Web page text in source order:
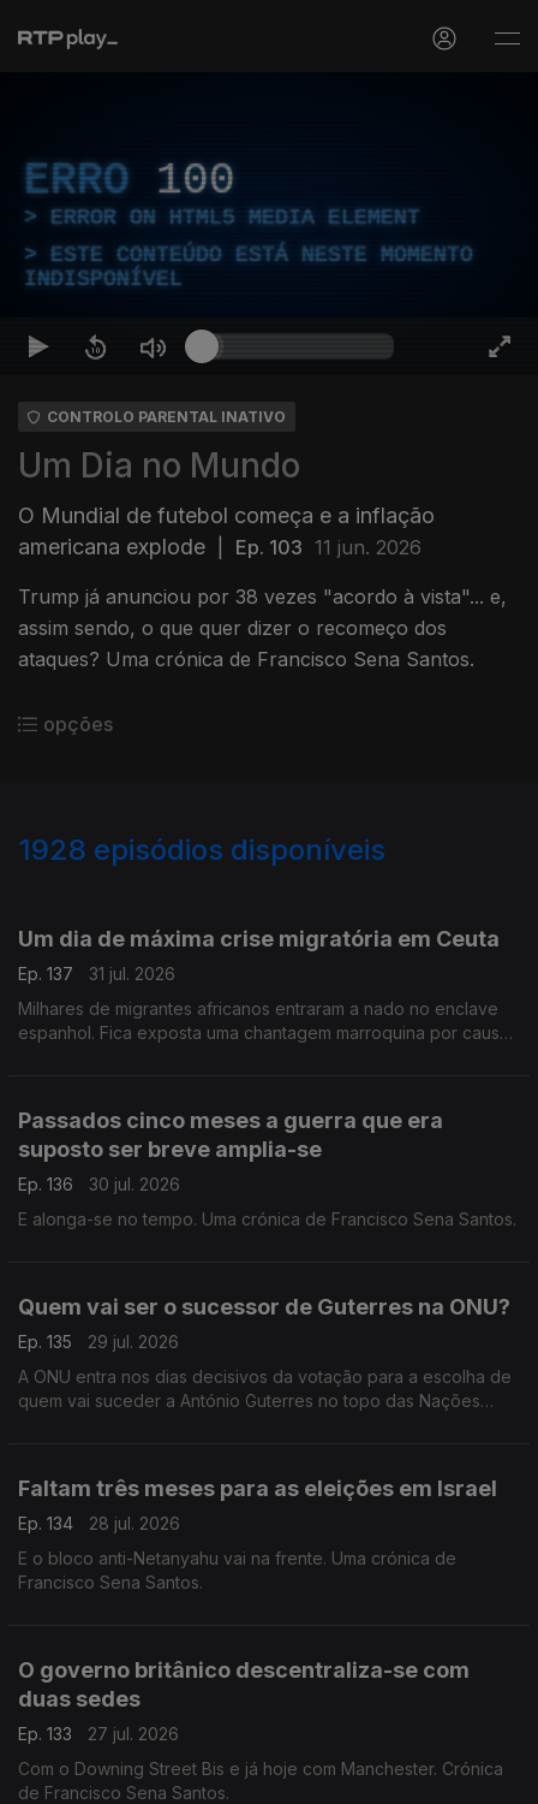
ERRO 100
ERROR ON HTML5 MEDIA ELEMENT
ESTE CONTEÚDO ESTÁ NESTE MOMENTO
INDISPONÍVEL
CONTROLO PARENTAL INATIVO
Um Dia no Mundo
O Mundial de futebol começa e a inflação
americana explode
Ep. 103 11 jun. 2026
Trump já anunciou por 38 vezes "acordo à vista"... e,
assim sendo, o que quer dizer o recomeço dos
ataques? Uma crónica de Francisco Sena Santos.
opções
1928 episódios disponíveis
Um dia de máxima crise migratória em Ceuta
Ep. 137
31 jul. 2026
Milhares de migrantes africanos entraram a nado no enclave
espanhol. Fica exposta uma chantagem marroquina por causa
Passados cinco meses a guerra que era
suposto ser breve amplia-se
Ep. 136
30 jul. 2026
E alonga-se no tempo. Uma crónica de Francisco Sena Santos.
Quem vai ser o sucessor de Guterres na ONU?
Ep. 135
29 jul. 2026
A ONU entra nos dias decisivos da votação para a escolha de
quem vai suceder a António Guterres no topo das Nações
Faltam três meses para as eleições em Israel
Ep. 134
28 jul. 2026
E o bloco anti-Netanyahu vai na frente. Uma crónica de
Francisco Sena Santos.
O governo britânico descentraliza-se com
duas sedes
Ep. 133
27 jul. 2026
Com o Downing Street Bis e já hoje com Manchester. Crónica
de Francisco Sena Santos.